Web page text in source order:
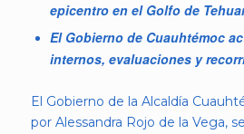
epicentro en el Golfo de
El Gobierno de Cuauhtémoc
internos, evaluaciones y
El Gobierno de la Alcaldía
por Alessandra Rojo de la Vega,